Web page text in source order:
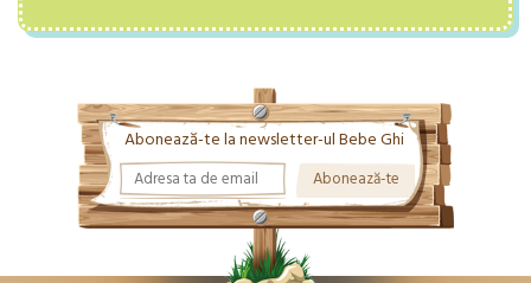
Abonează-te la newsletter-ul Bebe Ghi